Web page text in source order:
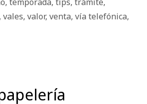
, vales, valor, venta, vía telefónica,